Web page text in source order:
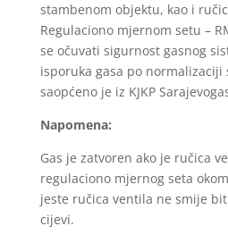
stambenom objektu, kao i
Regulaciono mjernom setu –
se očuvati sigurnost gasnog
isporuka gasa po normalizaciji
saopćeno je iz KJKP
Napomena:
Gas je zatvoren ako je ručica
regulaciono mjernog seta
jeste ručica ventila ne smije
cijevi.